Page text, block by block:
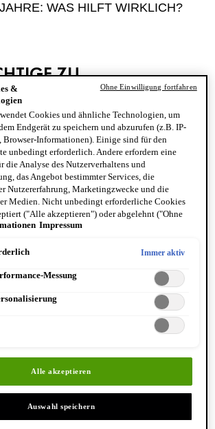
WAS HILFT WIRKLICH?
ZU
UND
IM ÜBERBLICK
Produkte wie die NEOVADIOL
für die Nacht verschaffen sofortige
die Hautregeneration.
DEO Clinical Control 96hoder dieDEO
schützen zuverlässig vor starkem
& luftige Kleidung:
Frische
lauwarm duschen:
Wasser und lauwarme
ES ZU
IN DEN
&
Cookies und ähnliche Technologien, um
Endgerät zu speichern und abzurufen (z.B. IP-
Browser-Informationen). Einige sind für den
unbedingt erforderlich. Andere erfordern eine
Analyse des Nutzerverhaltens und
das Angebot bestimmter Services, die
Nutzererfahrung, Marketingzwecke und die
Medien. Nicht unbedingt erforderliche Cookies
("Alle akzeptieren") oder abgelehnt ("Ohne
werden. Individuelle Anpassungen der
kann jederzeit unter dem Link "Cookie-
Impressum
Immer aktiv
Messung
Alle akzeptieren
Auswahl speichern
Ohne Einwilligung fortfahren